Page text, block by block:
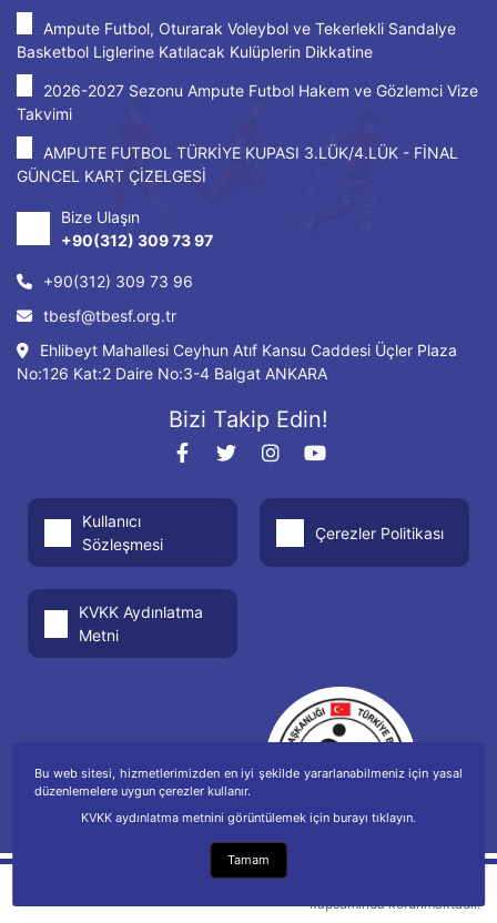
Ampute Futbol, Oturarak Voleybol ve Tekerlekli Sandalye
Basketbol Liglerine Katılacak Kulüplerin Dikkatine
2026-2027 Sezonu Ampute Futbol Hakem ve Gözlemci Vize
Takvimi
AMPUTE FUTBOL TÜRKİYE KUPASI 3.LÜK/4.LÜK - FİNAL
GÜNCEL KART ÇİZELGESİ
Bize Ulaşın
+90(312) 309 73 97
+90(312) 309 73 96
tbesf@tbesf.org.tr
Ehlibeyt Mahallesi Ceyhun Atıf Kansu Caddesi Üçler Plaza
No:126 Kat:2 Daire No:3-4 Balgat ANKARA
Bizi Takip Edin!
Kullanıcı
Sözleşmesi
Çerezler Politikası
KVKK Aydınlatma
Metni
Telif hakkı Fikir ve Sanat Eserleri Kanunu
kapsamında korunmaktadır.
Bu web sitesi, hizmetlerimizden en iyi şekilde yararlanabilmeniz için yasal
düzenlemelere uygun çerezler kullanır.
KVKK aydınlatma metnini görüntülemek için burayı tıklayın.
Tamam